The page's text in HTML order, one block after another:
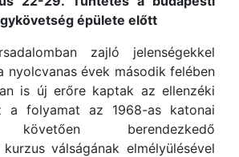
épülete előtt
zajló jelenségekkel
nyolcvanas évek második felében
is új erőre kaptak az ellenzéki
a folyamat az 1968-as katonai
követően berendezkedő
kurzus válságának elmélyülésével